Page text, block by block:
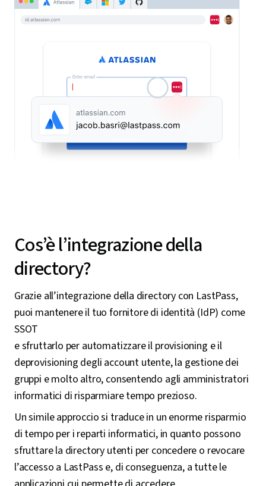
Cos’è l’integrazione della
directory?
Grazie all’integrazione della directory con LastPass,
puoi mantenere il tuo fornitore di identità (IdP) come
SSOT
e sfruttarlo per automatizzare il provisioning e il
deprovisioning degli account utente, la gestione dei
gruppi e molto altro, consentendo agli amministratori
informatici di risparmiare tempo prezioso.
Un simile approccio si traduce in un enorme risparmio
di tempo per i reparti informatici, in quanto possono
sfruttare la directory utenti per concedere o revocare
l’accesso a LastPass e, di conseguenza, a tutte le